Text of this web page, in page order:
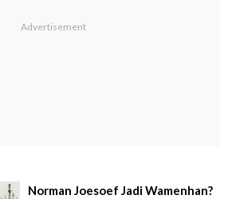
Norman Joesoef Jadi Wamenhan?